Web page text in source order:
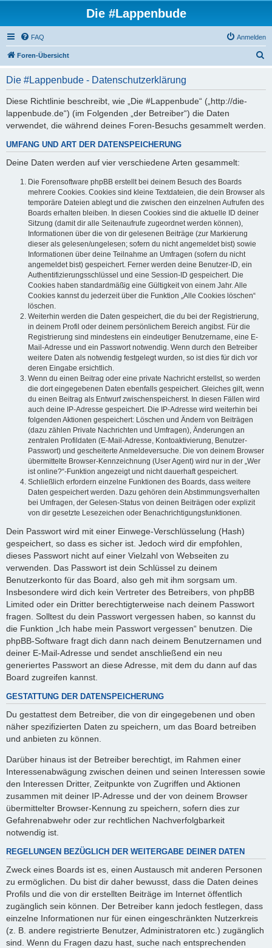
Die #Lappenbude
FAQ Anmelden
Foren-Übersicht
Die #Lappenbude - Datenschutzerklärung
Diese Richtlinie beschreibt, wie „Die #Lappenbude“ („http://die-
lappenbude.de“) (im Folgenden „der Betreiber“) die Daten
verwendet, die während deines Foren-Besuchs gesammelt werden.
UMFANG UND ART DER DATENSPEICHERUNG
Deine Daten werden auf vier verschiedene Arten gesammelt:
Die Forensoftware phpBB erstellt bei deinem Besuch des Boards
mehrere Cookies. Cookies sind kleine Textdateien, die dein Browser als
temporäre Dateien ablegt und die zwischen den einzelnen Aufrufen des
Boards erhalten bleiben. In diesen Cookies sind die aktuelle ID deiner
Sitzung (damit dir alle Seitenaufrufe zugeordnet werden können),
Informationen über die von dir gelesenen Beiträge (zur Markierung
dieser als gelesen/ungelesen; sofern du nicht angemeldet bist) sowie
Informationen über deine Teilnahme an Umfragen (sofern du nicht
angemeldet bist) gespeichert. Ferner werden deine Benutzer-ID, ein
Authentifizierungsschlüssel und eine Session-ID gespeichert. Die
Cookies haben standardmäßig eine Gültigkeit von einem Jahr. Alle
Cookies kannst du jederzeit über die Funktion „Alle Cookies löschen“
löschen.
Weiterhin werden die Daten gespeichert, die du bei der Registrierung,
in deinem Profil oder deinem persönlichem Bereich angibst. Für die
Registrierung sind mindestens ein eindeutiger Benutzername, eine E-
Mail-Adresse und ein Passwort notwendig. Wenn durch den Betreiber
weitere Daten als notwendig festgelegt wurden, so ist dies für dich vor
deren Eingabe ersichtlich.
Wenn du einen Beitrag oder eine private Nachricht erstellst, so werden
die dort eingegebenen Daten ebenfalls gespeichert. Gleiches gilt, wenn
du einen Beitrag als Entwurf zwischenspeicherst. In diesen Fällen wird
auch deine IP-Adresse gespeichert. Die IP-Adresse wird weiterhin bei
folgenden Aktionen gespeichert: Löschen und Ändern von Beiträgen
(dazu zählen Private Nachrichten und Umfragen), Änderungen an
zentralen Profildaten (E-Mail-Adresse, Kontoaktivierung, Benutzer-
Passwort) und gescheiterte Anmeldeversuche. Die von deinem Browser
übermittelte Browser-Kennzeichnung (User Agent) wird nur in der „Wer
ist online?“-Funktion angezeigt und nicht dauerhaft gespeichert.
Schließlich erfordern einzelne Funktionen des Boards, dass weitere
Daten gespeichert werden. Dazu gehören dein Abstimmungsverhalten
bei Umfragen, der Gelesen-Status von deinen Beiträgen oder explizit
von dir gesetzte Lesezeichen oder Benachrichtigungsfunktionen.
Dein Passwort wird mit einer Einwege-Verschlüsselung (Hash)
gespeichert, so dass es sicher ist. Jedoch wird dir empfohlen,
dieses Passwort nicht auf einer Vielzahl von Webseiten zu
verwenden. Das Passwort ist dein Schlüssel zu deinem
Benutzerkonto für das Board, also geh mit ihm sorgsam um.
Insbesondere wird dich kein Vertreter des Betreibers, von phpBB
Limited oder ein Dritter berechtigterweise nach deinem Passwort
fragen. Solltest du dein Passwort vergessen haben, so kannst du
die Funktion „Ich habe mein Passwort vergessen“ benutzen. Die
phpBB-Software fragt dich dann nach deinem Benutzernamen und
deiner E-Mail-Adresse und sendet anschließend ein neu
generiertes Passwort an diese Adresse, mit dem du dann auf das
Board zugreifen kannst.
GESTATTUNG DER DATENSPEICHERUNG
Du gestattest dem Betreiber, die von dir eingegebenen und oben
näher spezifizierten Daten zu speichern, um das Board betreiben
und anbieten zu können.
Darüber hinaus ist der Betreiber berechtigt, im Rahmen einer
Interessenabwägung zwischen deinen und seinen Interessen sowie
den Interessen Dritter, Zeitpunkte von Zugriffen und Aktionen
zusammen mit deiner IP-Adresse und der von deinem Browser
übermittelter Browser-Kennung zu speichern, sofern dies zur
Gefahrenabwehr oder zur rechtlichen Nachverfolgbarkeit
notwendig ist.
REGELUNGEN BEZÜGLICH DER WEITERGABE DEINER DATEN
Zweck eines Boards ist es, einen Austausch mit anderen Personen
zu ermöglichen. Du bist dir daher bewusst, dass die Daten deines
Profils und die von dir erstellten Beiträge im Internet öffentlich
zugänglich sein können. Der Betreiber kann jedoch festlegen, dass
einzelne Informationen nur für einen eingeschränkten Nutzerkreis
(z. B. andere registrierte Benutzer, Administratoren etc.) zugänglich
sind. Wenn du Fragen dazu hast, suche nach entsprechenden